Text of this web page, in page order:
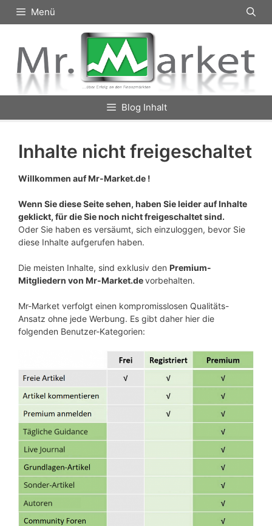
Inhalt
Menü
Blog Inhalt
Inhalte nicht freigeschaltet
Willkommen auf Mr-Market.de !
Wenn Sie diese Seite sehen, haben Sie leider auf Inhalte
geklickt, für die Sie noch nicht freigeschaltet sind.
Oder Sie haben es versäumt, sich einzuloggen, bevor Sie
diese Inhalte aufgerufen haben.
Die meisten Inhalte, sind exklusiv den Premium-
Mitgliedern von Mr-Market.devorbehalten.
Mr-Market verfolgt einen kompromisslosen Qualitäts-
Ansatz ohne jede Werbung. Es gibt daher hier die
folgenden Benutzer-Kategorien: